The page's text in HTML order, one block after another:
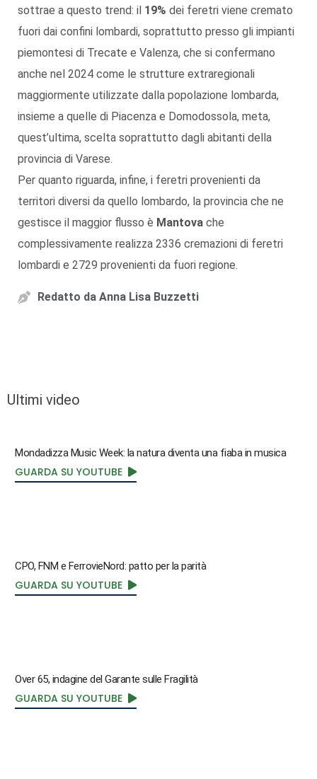
sottrae a questo trend: il 19% dei feretri viene cremato
fuori dai confini lombardi, soprattutto presso gli impianti
piemontesi di Trecate e Valenza, che si confermano
anche nel 2024 come le strutture extraregionali
maggiormente utilizzate dalla popolazione lombarda,
insieme a quelle di Piacenza e Domodossola, meta,
quest’ultima, scelta soprattutto dagli abitanti della
provincia di Varese.
Per quanto riguarda, infine, i feretri provenienti da
territori diversi da quello lombardo, la provincia che ne
gestisce il maggior flusso è Mantova che
complessivamente realizza 2336 cremazioni di feretri
lombardi e 2729 provenienti da fuori regione.
Redatto da Anna Lisa Buzzetti
Ultimi video
Mondadizza Music Week: la natura diventa una fiaba in musica
GUARDA SU YOUTUBE
CPO, FNM e FerrovieNord: patto per la parità
GUARDA SU YOUTUBE
Over 65, indagine del Garante sulle Fragilità
GUARDA SU YOUTUBE